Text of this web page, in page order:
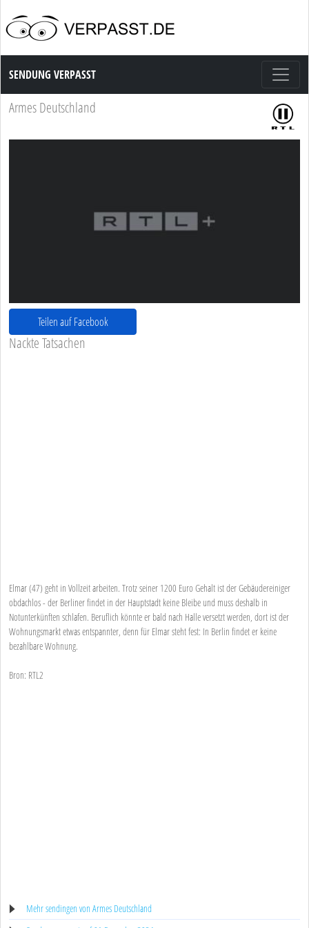
Sendung Verpasst
SENDUNG VERPASST
Armes Deutschland
Teilen auf Facebook
Nackte Tatsachen
Elmar (47) geht in Vollzeit arbeiten. Trotz seiner 1200 Euro Gehalt ist der Gebäudereiniger
obdachlos - der Berliner findet in der Hauptstadt keine Bleibe und muss deshalb in
Notunterkünften schlafen. Beruflich könnte er bald nach Halle versetzt werden, dort ist der
Wohnungsmarkt etwas entspannter, denn für Elmar steht fest: In Berlin findet er keine
bezahlbare Wohnung.
Bron: RTL2
Mehr sendingen von Armes Deutschland